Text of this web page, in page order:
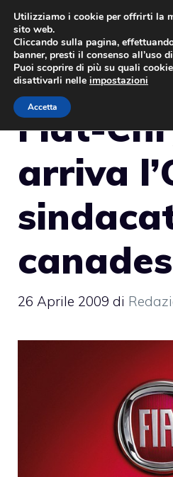
Vai
contenuto
Fiat-
arriva
26 Aprile 2009 di
Utilizziamo i cookie per offrirti la
sito web.
Cliccando sulla pagina,
banner, presti il consenso all’uso
Puoi scoprire di più su quali
disattivarli nelle impostazioni
Accetta